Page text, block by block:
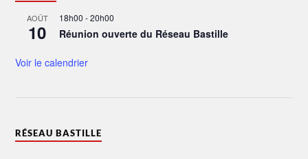
AOÛT
10
18h00 -20h00
Réunion ouverte du Réseau Bastille
Voir le calendrier
RÉSEAU BASTILLE